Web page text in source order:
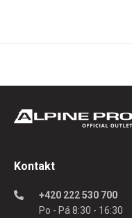
Kontakt
+420 222 530 700
Po - Pá 8:30 - 16:30